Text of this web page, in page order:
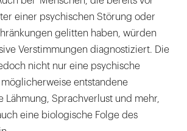
einer psychischen Störung oder
gelitten haben, würden
Verstimmungen diagnostiziert. Die
nicht nur eine psychische
möglicherweise entstandene
Lähmung, Sprachverlust und mehr,
eine biologische Folge des